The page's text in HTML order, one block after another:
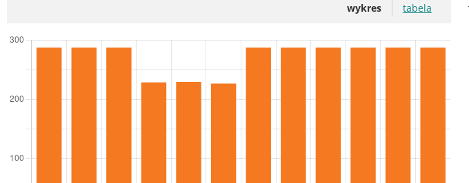
wykres tabela